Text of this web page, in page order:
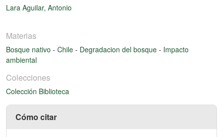
Lara Aguilar, Antonio
Materias
Bosque nativo - Chile - Degradacion del bosque - Impacto
ambiental
Colecciones
Colección Biblioteca
Cómo citar